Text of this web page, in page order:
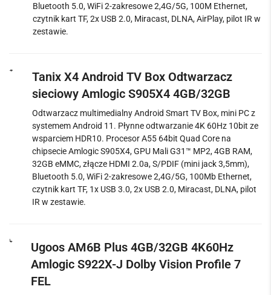
Bluetooth 5.0, WiFi 2-zakresowe 2,4G/5G, 100M Ethernet,
czytnik kart TF, 2x USB 2.0, Miracast, DLNA, AirPlay, pilot IR w
zestawie.
Tanix X4 Android TV Box Odtwarzacz
sieciowy Amlogic S905X4 4GB/32GB
Odtwarzacz multimedialny Android Smart TV Box, mini PC z
systemem Android 11. Płynne odtwarzanie 4K 60Hz 10bit ze
wsparciem HDR10. Procesor A55 64bit Quad Core na
chipsecie Amlogic S905X4, GPU Mali G31™ MP2, 4GB RAM,
32GB eMMC, złącze HDMI 2.0a, S/PDIF (mini jack 3,5mm),
Bluetooth 5.0, WiFi 2-zakresowe 2,4G/5G, 100Mb Ethernet,
czytnik kart TF, 1x USB 3.0, 2x USB 2.0, Miracast, DLNA, pilot
IR w zestawie.
Ugoos AM6B Plus 4GB/32GB 4K60Hz
Amlogic S922X-J Dolby Vision Profile 7
FEL